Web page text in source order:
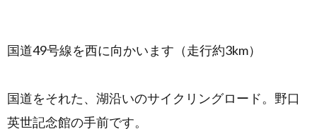
国道49号線を西に向かいます（走行約3km）
国道をそれた、湖沿いのサイクリングロード。野口
英世記念館の手前です。